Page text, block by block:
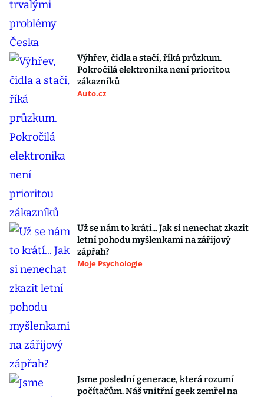
Výhřev, čidla a stačí, říká průzkum.
Pokročilá elektronika není prioritou
zákazníků
Auto.cz
Už se nám to krátí... Jak si nenechat zkazit
letní pohodu myšlenkami na zářijový
zápřah?
Moje Psychologie
Jsme poslední generace, která rozumí
počítačům. Náš vnitřní geek zemřel na